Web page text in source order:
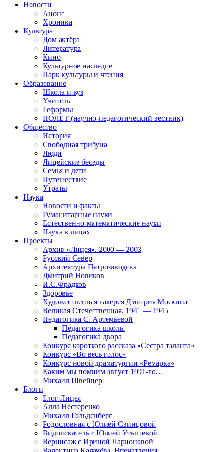
Новости
Анонс
Хроника
Культура
Дом актёра
Литература
Кино
Культурное наследие
Парк культуры и чтения
Образование
Школа и вуз
Учитель
Реформы
ПОЛЁТ (научно-педагогический вестник)
Общество
История
Свободная трибуна
Люди
Лицейские беседы
Семья и дети
Путешествие
Утраты
Наука
Новости и факты
Гуманитарные науки
Естественно-математические науки
Наука в лицах
Проекты
Архив «Лицея». 2000 — 2003
Русский Север
Архитектура Петрозаводска
Дмитрий Новиков
И.С.Фрадков
Здоровье
Художественная галерея Дмитрия Москина
Великая Отечественная. 1941 — 1945
Педагогика С. Артемьевой
Педагогика школы
Педагогика двора
Конкурс короткого рассказа «Сестра таланта»
Конкурс «Во весь голос»
Конкурс новой драматургии «Ремарка»
Каким мы помним август 1991-го…
Михаил Швейцер
Блоги
Блог Лицея
Алла Нестеренко
Михаил Гольденберг
Родословная с Юлией Свинцовой
Видоискатель с Юлией Утышевой
Вернисаж с Ириной Ларионовой